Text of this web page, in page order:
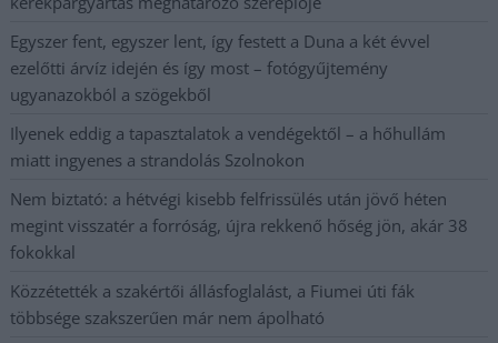
Egyszer fent, egyszer lent, így festett a Duna a két évvel
ezelőtti árvíz idején és így most – fotógyűjtemény
ugyanazokból a szögekből
Ilyenek eddig a tapasztalatok a vendégektől – a hőhullám
miatt ingyenes a strandolás Szolnokon
Nem biztató: a hétvégi kisebb felfrissülés után jövő héten
megint visszatér a forróság, újra rekkenő hőség jön, akár 38
fokokkal
Közzétették a szakértői állásfoglalást, a Fiumei úti fák
többsége szakszerűen már nem ápolható